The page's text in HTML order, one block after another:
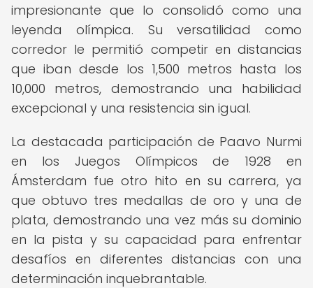
impresionante que lo consolidó como una
leyenda olímpica. Su versatilidad como
corredor le permitió competir en distancias
que iban desde los 1,500 metros hasta los
10,000 metros, demostrando una habilidad
excepcional y una resistencia sin igual.
La destacada participación de Paavo Nurmi
en los Juegos Olímpicos de 1928 en
Ámsterdam fue otro hito en su carrera, ya
que obtuvo tres medallas de oro y una de
plata, demostrando una vez más su dominio
en la pista y su capacidad para enfrentar
desafíos en diferentes distancias con una
determinación inquebrantable.